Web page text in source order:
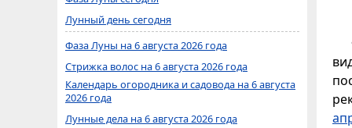
Лунный день сегодня
Фаза Луны на 6 августа 2026 года
Стрижка волос на 6 августа 2026 года
Календарь огородника и садовода на 6 августа
2026 года
Лунные дела на 6 августа 2026 года